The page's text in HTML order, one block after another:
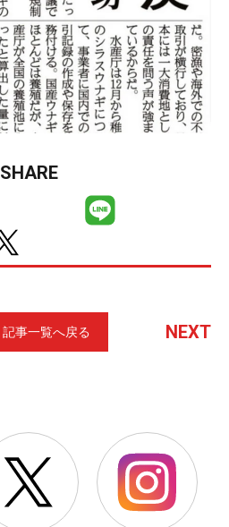
SHARE
記事一覧へ戻る NEXT